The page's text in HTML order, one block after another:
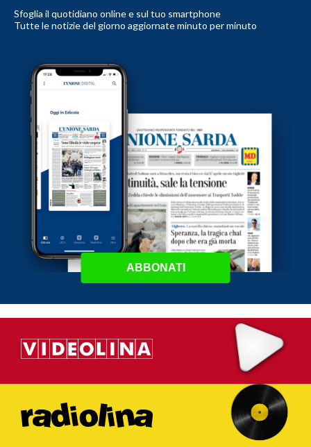
Sfoglia il quotidiano online e sul tuo smartphone
Tutte le notizie del giorno aggiornate minuto per minuto
ABBONATI